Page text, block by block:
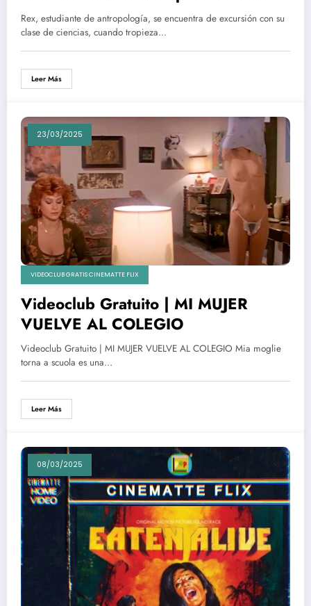
erótica sin descarga torrent
Rex, estudiante de antropología, se encuentra de excursión con su
clase de ciencias, cuando tropieza…
Leer Más
23/03/2025
VIDEOCLUB GRATIS CINEMATTE FLIX
Videoclub Gratuito | MI MUJER
VUELVE AL COLEGIO
Videoclub Gratuito | MI MUJER VUELVE AL COLEGIO Mia moglie
torna a scuola es una…
Leer Más
08/03/2025